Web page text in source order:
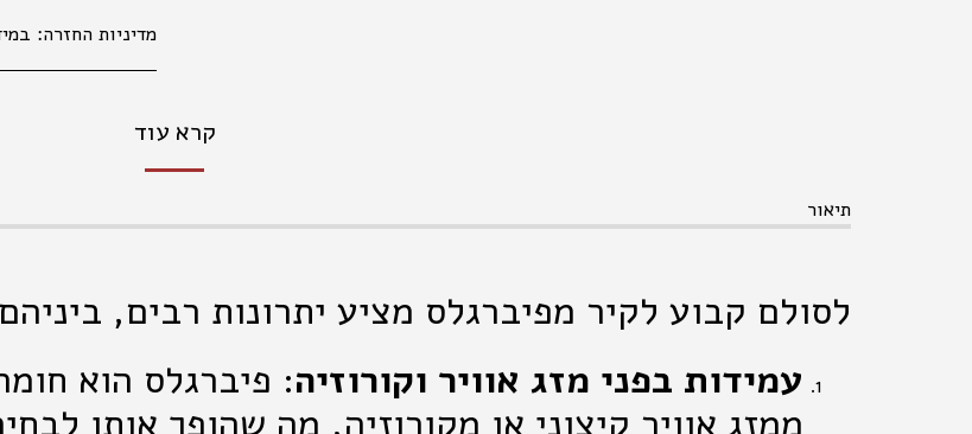
מדיניות החזרה: במידה והמוצר שקיבלתם אינו עונה על ציפיותיכם, פנו
קרא עוד
תיאור
לסולם קבוע לקיר מפיברגלס מציע יתרונות רבים,
עמידות בפני מזג אוויר וקורוזיה: פיברגלס הוא
ממזג אוויר קיצוני או מקורוזיה, מה שהופך אותו